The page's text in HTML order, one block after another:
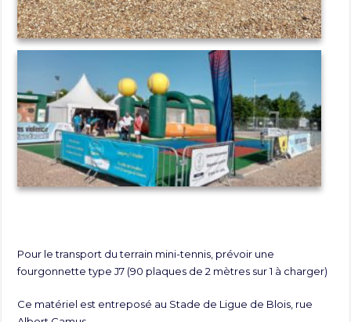
Pour le transport du terrain mini-tennis, prévoir une
fourgonnette type J7 (90 plaques de 2 mètres sur 1 à charger)
Ce matériel est entreposé au Stade de Ligue de Blois, rue